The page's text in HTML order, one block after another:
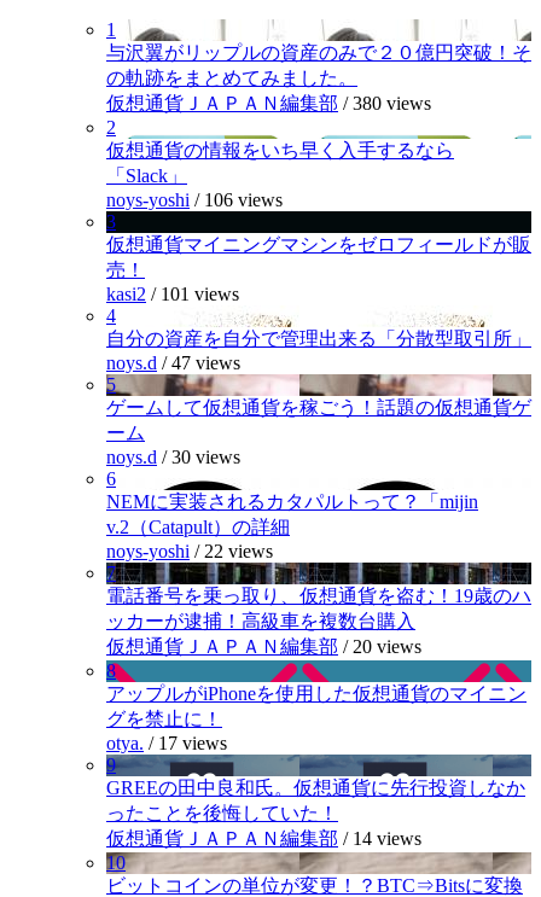
1
与沢翼がリップルの資産のみで２０億円突破！そ
の軌跡をまとめてみました。
仮想通貨ＪＡＰＡＮ編集部 /380 views
2
仮想通貨の情報をいち早く入手するなら
「Slack」
noys-yoshi / 106 views
3
仮想通貨マイニングマシンをゼロフィールドが販
売！
kasi2 / 101 views
4
自分の資産を自分で管理出来る「分散型取引所」
noys.d /47 views
5
ゲームして仮想通貨を稼ごう！話題の仮想通貨ゲ
ーム
noys.d /30 views
6
NEMに実装されるカタパルトって？「mijin
v.2（Catapult）の詳細
noys-yoshi / 22 views
7
電話番号を乗っ取り、仮想通貨を盗む！19歳のハ
ッカーが逮捕！高級車を複数台購入
仮想通貨ＪＡＰＡＮ編集部 / 20 views
8
アップルがiPhoneを使用した仮想通貨のマイニン
グを禁止に！
otya. / 17 views
9
GREEの田中良和氏。仮想通貨に先行投資しなか
ったことを後悔していた！
仮想通貨ＪＡＰＡＮ編集部 / 14 views
10
ビットコインの単位が変更！？BTC⇒Bitsに変換